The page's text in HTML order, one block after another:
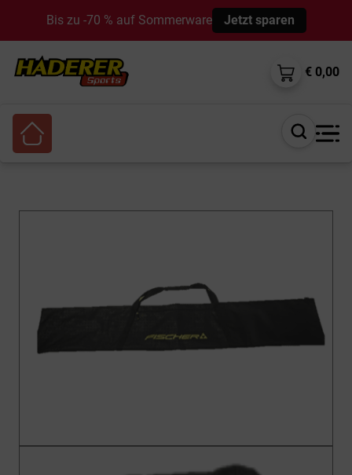
Bis zu -70 % auf Sommerware Jetzt sparen
€ 0,00
Suche